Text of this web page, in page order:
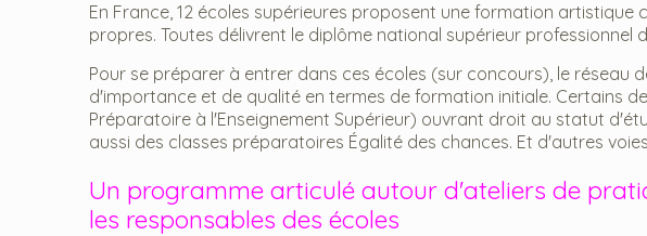
En France, 12 écoles supérieures proposent une formation
propres. Toutes délivrent le diplôme national supérieur professionnel
Pour se préparer à entrer dans ces écoles (sur concours), le
d'importance et de qualité en termes de formation initiale. Certains
Préparatoire à l'Enseignement Supérieur) ouvrant droit au statut
aussi des classes préparatoires Égalité des chances. Et d'autres
Un programme articulé autour d'ateliers de
les responsables des écoles